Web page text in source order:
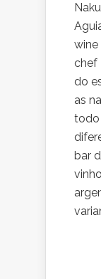
wine
chef
do
as
todo
bar